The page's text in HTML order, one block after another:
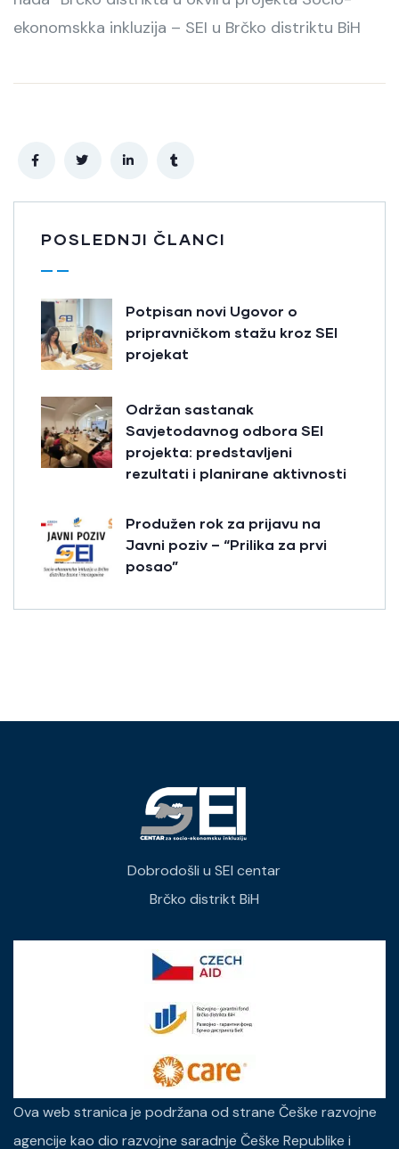
ekonomskka inkluzija – SEI u Brčko distriktu BiH
POSLEDNJI ČLANCI
Potpisan novi Ugovor o
pripravničkom stažu kroz SEI
projekat
Održan sastanak
Savjetodavnog odbora SEI
projekta: predstavljeni
rezultati i planirane aktivnosti
Produžen rok za prijavu na
Javni poziv – “Prilika za prvi
posao”
Dobrodošli u SEI centar
Brčko distrikt BiH
Ova web stranica je podržana od strane Češke razvojne
agencije kao dio razvojne saradnje Češke Republike i